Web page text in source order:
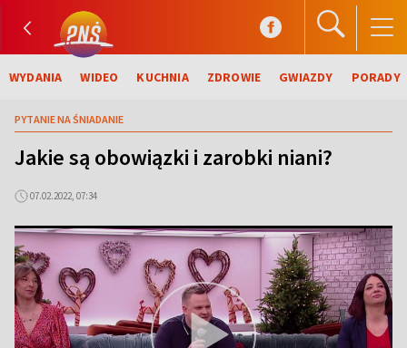
WYDANIA WIDEO KUCHNIA ZDROWIE GWIAZDY PORADY
PYTANIE NA ŚNIADANIE
Jakie są obowiązki i zarobki niani?
07.02.2022, 07:34